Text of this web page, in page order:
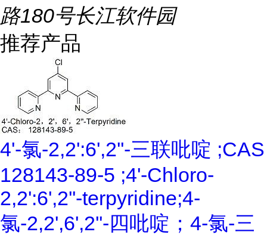
路180号长江软件园
推荐产品
4'-氯-2,2':6',2''-三联吡啶 ;CAS
128143-89-5 ;4'-Chloro-
2,2':6',2''-terpyridine;4-
氯-2,2',6',2''-四吡啶；4-氯-三